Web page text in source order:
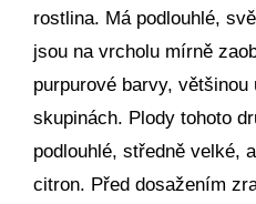
rostlina. Má podlouhlé,
jsou na vrcholu mírně
purpurové barvy, většinou
skupinách. Plody tohoto
podlouhlé, středně velké,
citron. Před dosažením